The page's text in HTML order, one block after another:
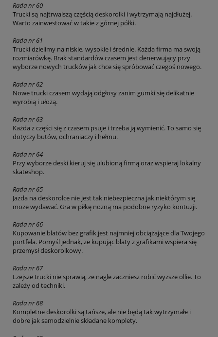
Rada nr 60
Trucki są najtrwalszą częścią deskorolki i wytrzymają najdłużej.
Warto zainwestować w takie z górnej półki.
Rada nr 61
Trucki dzielimy na niskie, wysokie i średnie. Każda firma ma swoją
rozmiarówkę. Brak standardów czasem jest denerwujący przy
wyborze nowych trucków jak chce się spróbować czegoś nowego.
Rada nr 62
Nowe trucki czasem wydają odgłosy zanim gumki się delikatnie
wyrobią i ułożą.
Rada nr 63
Każda z części się z czasem psuje i trzeba ją wymienić. To samo się
dotyczy butów, ochraniaczy i hełmu.
Rada nr 64
Przy wyborze deski kieruj się ulubioną firmą oraz wspieraj lokalny
skateshop.
Rada nr 65
Jazda na deskorolce nie jest tak niebezpieczna jak niektórym się
może wydawać. Gra w piłkę nożną ma podobne ryzyko kontuzji.
Rada nr 66
Kupowanie blatów bez grafik jest najmniej obciążające dla Twojego
portfela. Pomyśl jednak, że kupując blaty z grafikami wspiera się
przemysł deskorolkowy.
Rada nr 67
Lżejsze trucki nie sprawią, że nagle zaczniesz robić wyższe ollie. To
zależy od techniki.
Rada nr 68
Kompletne deskorolki są tańsze, ale nie będą tak wytrzymałe i
dobre jak samodzielnie składane komplety.